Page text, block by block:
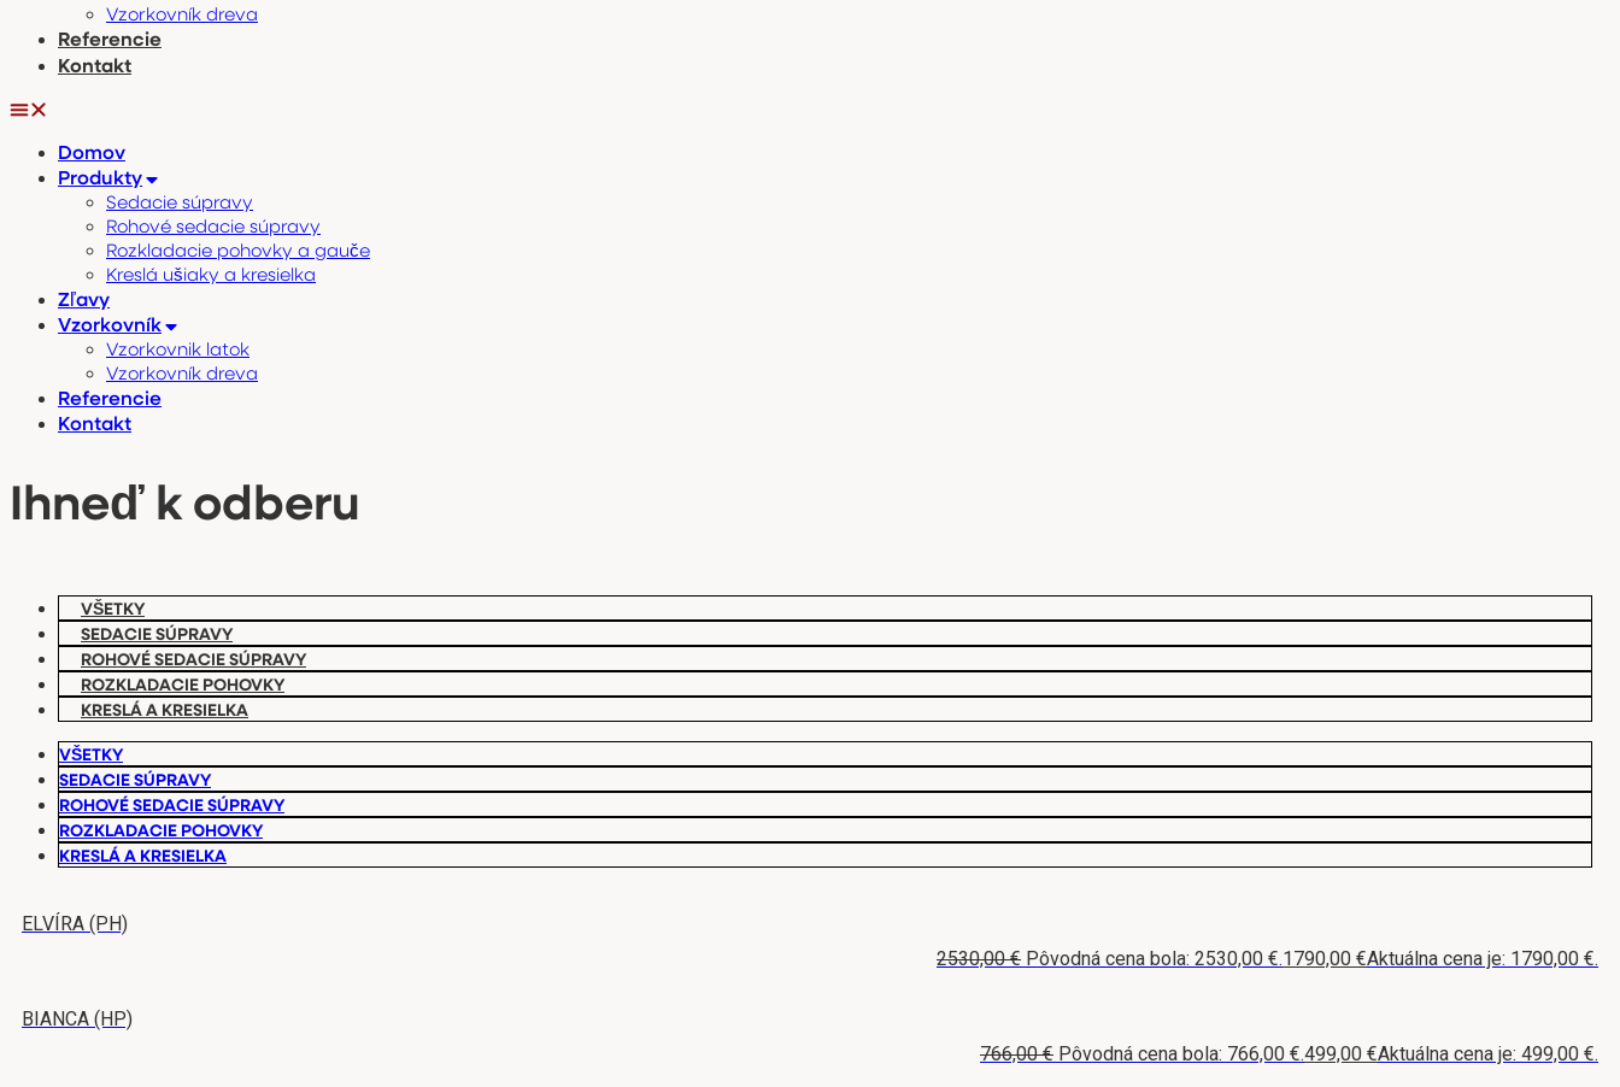
Vzorkovník dreva
Referencie
Kontakt
Domov
Produkty
Sedacie súpravy
Rohové sedacie súpravy
Rozkladacie pohovky a gauče
Kreslá ušiaky a kresielka
Zľavy
Vzorkovník
Vzorkovnik latok
Vzorkovník dreva
Referencie
Kontakt
Ihneď k odberu
VŠETKY
SEDACIE SÚPRAVY
ROHOVÉ SEDACIE SÚPRAVY
ROZKLADACIE POHOVKY
KRESLÁ A KRESIELKA
VŠETKY
SEDACIE SÚPRAVY
ROHOVÉ SEDACIE SÚPRAVY
ROZKLADACIE POHOVKY
KRESLÁ A KRESIELKA
ELVÍRA (PH)
2530,00€ Pôvodná cena bola: 2530,00 €.1790,00 €Aktuálna cena je: 1790,00 €.
BIANCA (HP)
766,00€ Pôvodná cena bola: 766,00 €.499,00 €Aktuálna cena je: 499,00 €.